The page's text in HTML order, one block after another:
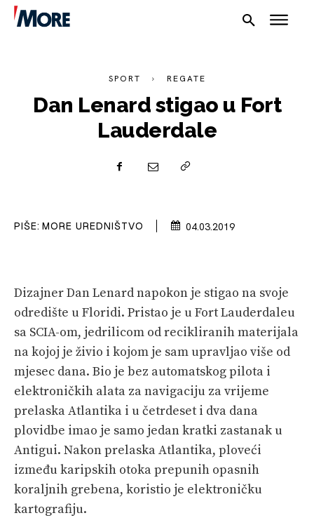
VELIKE PRIČE
PRETPLATA
SHOP
SPORT REGATE
Dan Lenard stigao u Fort
Lauderdale
PIŠE: MORE UREDNIŠTVO 04.03.2019
Dizajner Dan Lenard napokon je stigao na svoje
odredište u Floridi. Pristao je u Fort Lauderdaleu
sa SCIA-om, jedrilicom od recikliranih materijala
na kojoj je živio i kojom je sam upravljao više od
mjesec dana. Bio je bez automatskog pilota i
elektroničkih alata za navigaciju za vrijeme
prelaska Atlantika i u četrdeset i dva dana
plovidbe imao je samo jedan kratki zastanak u
Antigui. Nakon prelaska Atlantika, ploveći
između karipskih otoka prepunih opasnih
koraljnih grebena, koristio je elektroničku
kartografiju.